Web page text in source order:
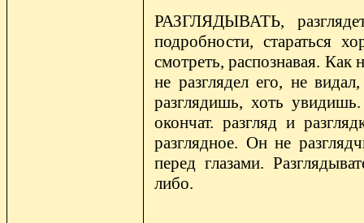
РАЗГЛЯДЫВАТЬ,
подробности, стараться
смотреть, распознавая. Как
не разглядел его, не
разглядишь, хоть увидишь.
окончат. разгляд и
разглядное. Он не
перед глазами.
либо.